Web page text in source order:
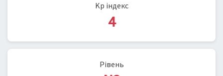
Kp індекс
4
Рівень